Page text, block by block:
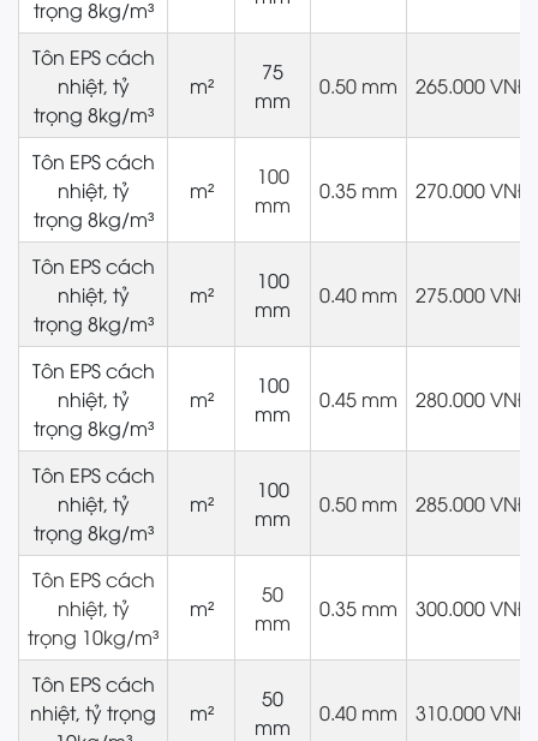
trọng 8kg/m³
Tôn EPS cách
nhiệt, tỷ
trọng 8kg/m³
m²
75
mm
0.50 mm 265.000 VNĐ
Tôn EPS cách
nhiệt, tỷ
trọng 8kg/m³
m²
100
mm
0.35 mm 270.000 VNĐ
Tôn EPS cách
nhiệt, tỷ
trọng 8kg/m³
m²
100
mm
0.40 mm 275.000 VNĐ
Tôn EPS cách
nhiệt, tỷ
trọng 8kg/m³
m²
100
mm
0.45 mm 280.000 VNĐ
Tôn EPS cách
nhiệt, tỷ
trọng 8kg/m³
m²
100
mm
0.50 mm 285.000 VNĐ
Tôn EPS cách
nhiệt, tỷ
trọng 10kg/m³
m²
50
mm
0.35 mm 300.000 VNĐ
Tôn EPS cách
nhiệt, tỷ trọng
m²
50
mm
0.40 mm 310.000 VNĐ